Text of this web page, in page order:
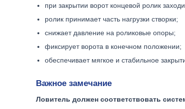
при закрытии ворот концевой ролик
ролик принимает часть нагрузки створки;
снижает давление на роликовые опоры;
фиксирует ворота в конечном положении;
обеспечивает мягкое и стабильное
Важное замечание
Ловитель должен соответствовать